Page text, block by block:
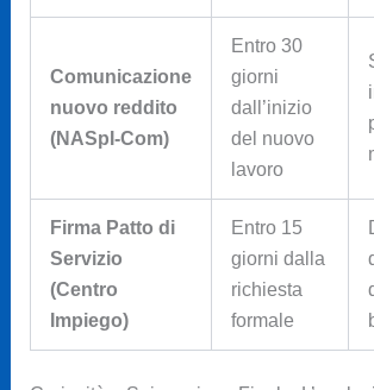
Comunicazione
nuovo reddito
(NASpI-Com)
Entro 30
giorni
dall’inizio
del nuovo
lavoro
Firma Patto di
Servizio
(Centro
Impiego)
Entro 15
giorni dalla
richiesta
formale